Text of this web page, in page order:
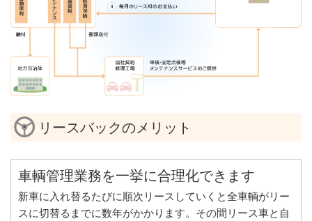
リースバックのメリット
車輌管理業務を一挙に合理化できます
新車に入れ替るたびに順次リースしていくと全車輌がリー
スに切替るまでに数年がかかります。その間リース車と自